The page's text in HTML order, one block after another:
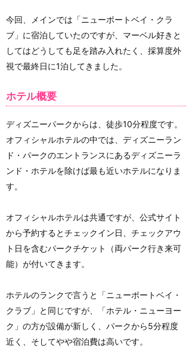
今回、メインでは「ニューポートベイ・クラ
ブ」に宿泊していたのですが、マーベル好きと
してはどうしても足を踏み入れたく、採算度外
視で最終日に1泊してきました。
ホテル概要
ディズニーパークからは、徒歩10分程度です。
オフィシャルホテルの中では、ディズニーラン
ド・パークのエントランスにあるディズニーラ
ンド・ホテルを除けば最も近いホテルになりま
す。
オフィシャルホテルは共通ですが、公式サイト
から予約するとチェックイン日、チェックアウ
ト日を含むパークチケット（両パーク行き来可
能）が付いてきます。
ホテルのランクで言うと「ニューポートベイ・
クラブ」と同じですが、「ホテル・ニューヨー
ク」の方が設備が新しく、パークから5分程度
近く、そしてやや宿泊費は高いです。